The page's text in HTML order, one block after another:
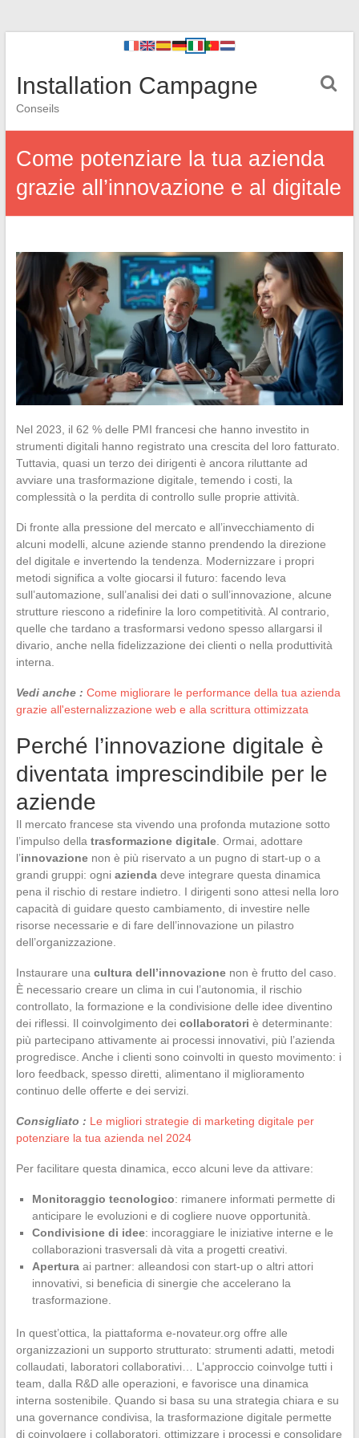
Installation Campagne
Conseils
Come potenziare la tua azienda
grazie all’innovazione e al digitale
Nel 2023, il 62 % delle PMI francesi che hanno investito in
strumenti digitali hanno registrato una crescita del loro fatturato.
Tuttavia, quasi un terzo dei dirigenti è ancora riluttante ad
avviare una trasformazione digitale, temendo i costi, la
complessità o la perdita di controllo sulle proprie attività.
Di fronte alla pressione del mercato e all’invecchiamento di
alcuni modelli, alcune aziende stanno prendendo la direzione
del digitale e invertendo la tendenza. Modernizzare i propri
metodi significa a volte giocarsi il futuro: facendo leva
sull’automazione, sull’analisi dei dati o sull’innovazione, alcune
strutture riescono a ridefinire la loro competitività. Al contrario,
quelle che tardano a trasformarsi vedono spesso allargarsi il
divario, anche nella fidelizzazione dei clienti o nella produttività
interna.
Vedi anche : Come migliorare le performance della tua azienda
grazie all'esternalizzazione web e alla scrittura ottimizzata
Perché l’innovazione digitale è
diventata imprescindibile per le
aziende
Il mercato francese sta vivendo una profonda mutazione sotto
l’impulso della trasformazione digitale. Ormai, adottare
l’innovazionenon è più riservato a un pugno di start-up o a
grandi gruppi: ogni aziendadeve integrare questa dinamica
pena il rischio di restare indietro. I dirigenti sono attesi nella loro
capacità di guidare questo cambiamento, di investire nelle
risorse necessarie e di fare dell’innovazione un pilastro
dell’organizzazione.
Instaurare una cultura dell’innovazionenon è frutto del caso.
È necessario creare un clima in cui l’autonomia, il rischio
controllato, la formazione e la condivisione delle idee diventino
dei riflessi. Il coinvolgimento dei collaboratori è determinante:
più partecipano attivamente ai processi innovativi, più l’azienda
progredisce. Anche i clienti sono coinvolti in questo movimento: i
loro feedback, spesso diretti, alimentano il miglioramento
continuo delle offerte e dei servizi.
Consigliato : Le migliori strategie di marketing digitale per
potenziare la tua azienda nel 2024
Per facilitare questa dinamica, ecco alcuni leve da attivare:
Monitoraggio tecnologico: rimanere informati permette di
anticipare le evoluzioni e di cogliere nuove opportunità.
Condivisione di idee: incoraggiare le iniziative interne e le
collaborazioni trasversali dà vita a progetti creativi.
Aperturaai partner: alleandosi con start-up o altri attori
innovativi, si beneficia di sinergie che accelerano la
trasformazione.
In quest’ottica, la piattaforma e-novateur.org offre alle
organizzazioni un supporto strutturato: strumenti adatti, metodi
collaudati, laboratori collaborativi… L’approccio coinvolge tutti i
team, dalla R&D alle operazioni, e favorisce una dinamica
interna sostenibile. Quando si basa su una strategia chiara e su
una governance condivisa, la trasformazione digitale permette
di coinvolgere i collaboratori, ottimizzare i processi e consolidare